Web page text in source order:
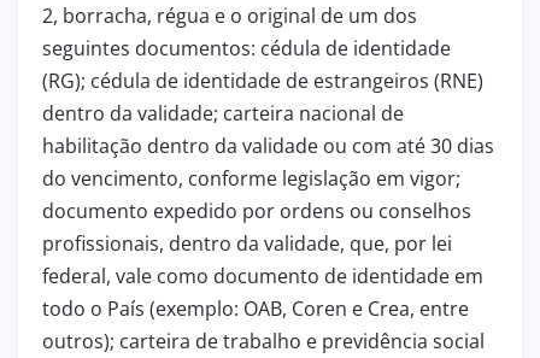
2, borracha, régua e o original de um dos
seguintes documentos: cédula de identidade
(RG); cédula de identidade de estrangeiros (RNE)
dentro da validade; carteira nacional de
habilitação dentro da validade ou com até 30 dias
do vencimento, conforme legislação em vigor;
documento expedido por ordens ou conselhos
profissionais, dentro da validade, que, por lei
federal, vale como documento de identidade em
todo o País (exemplo: OAB, Coren e Crea, entre
outros); carteira de trabalho e previdência social